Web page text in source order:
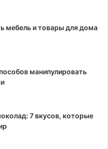
мебель и товары для дома
манипулировать
7 вкусов, которые